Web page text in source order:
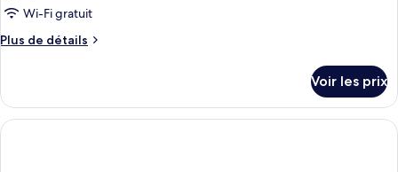
Wi-Fi gratuit
Plus de détails
Plus
le
type
de
Voir les prix